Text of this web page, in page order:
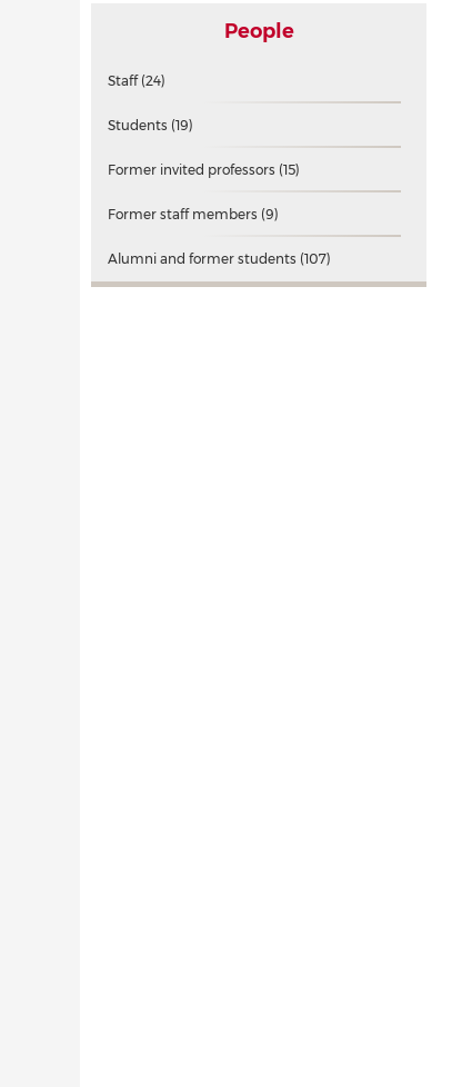
People
Staff (24)
Students (19)
Former invited professors (15)
Former staff members (9)
Alumni and former students (107)